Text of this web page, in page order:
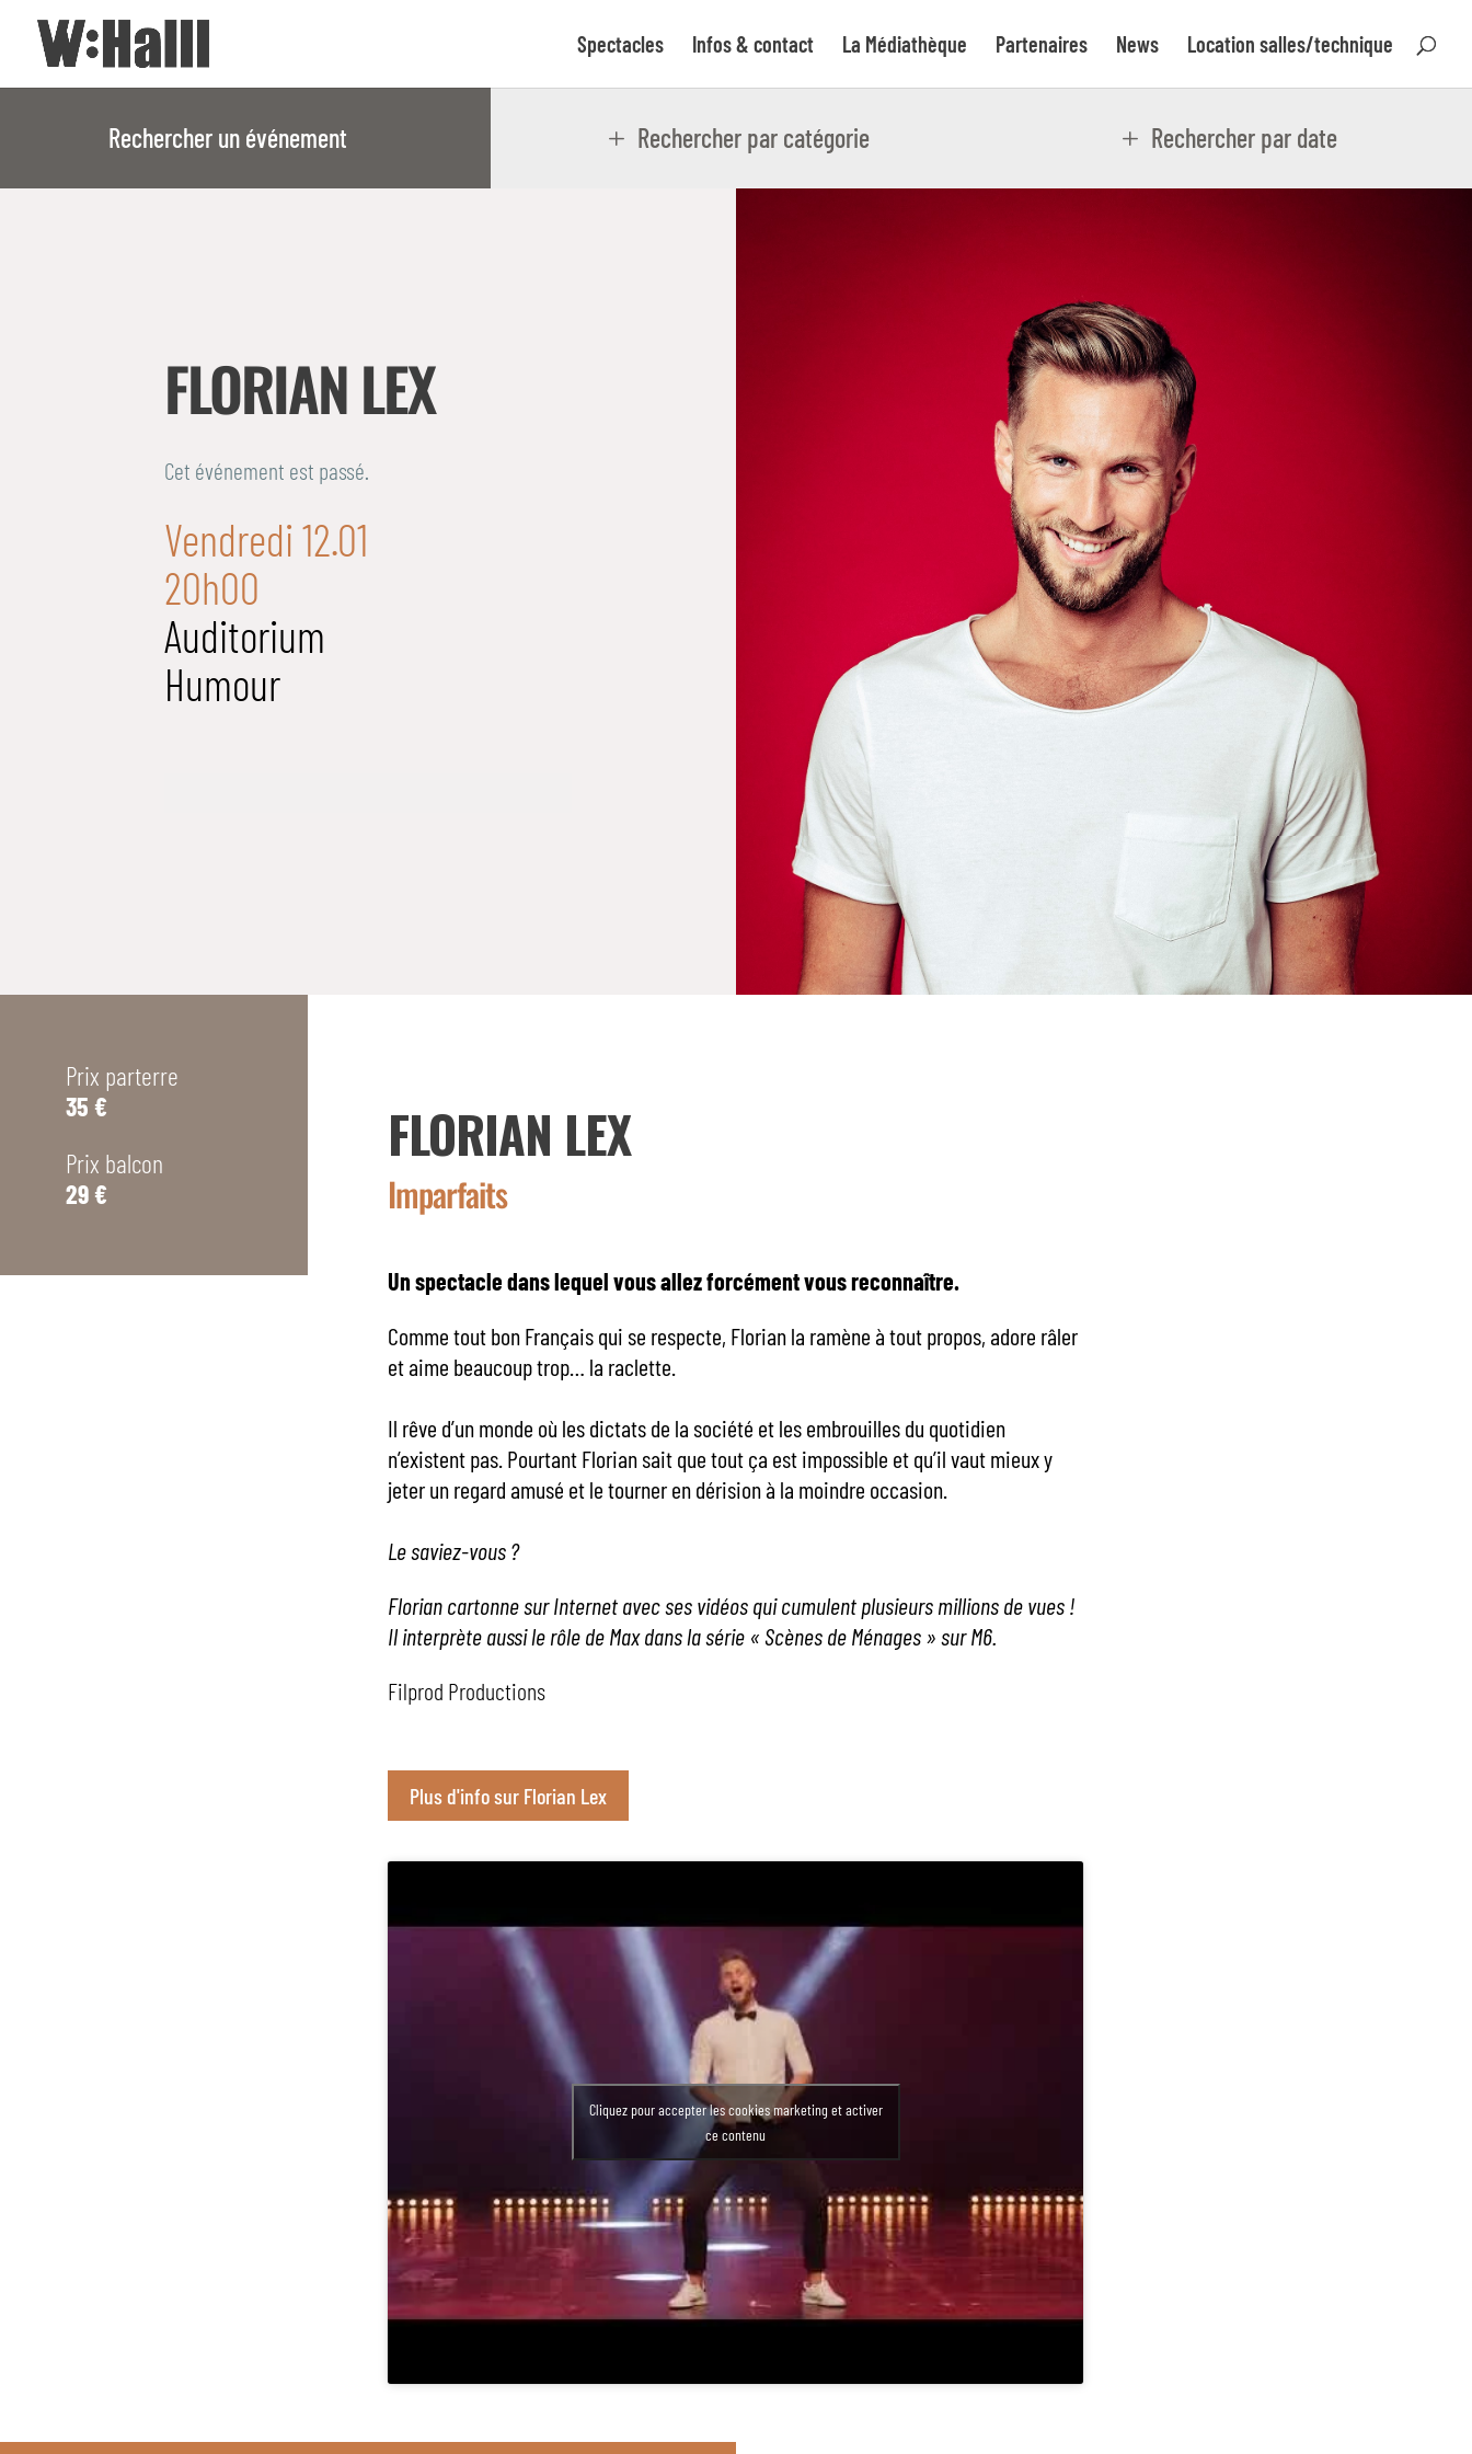
Spectacles Infos & contact La Médiathèque Partenaires News Location salles/technique
Rechercher un événement Rechercher par catégorie Rechercher par date
FLORIAN LEX
Cet événement est passé.
Vendredi 12.01
20h00
Auditorium
Humour
Prix parterre
35 €
Prix balcon
29 €
FLORIAN LEX
Imparfaits
Un spectacle dans lequel vous allez forcément vous reconnaître.
Comme tout bon Français qui se respecte, Florian la ramène à tout propos, adore râler
et aime beaucoup trop… la raclette.
Il rêve d’un monde où les dictats de la société et les embrouilles du quotidien
n’existent pas. Pourtant Florian sait que tout ça est impossible et qu’il vaut mieux y
jeter un regard amusé et le tourner en dérision à la moindre occasion.
Le saviez-vous ?
Florian cartonne sur Internet avec ses vidéos qui cumulent plusieurs millions de vues !
Il interprète aussi le rôle de Max dans la série « Scènes de Ménages » sur M6.
Filprod Productions
Plus d'info sur Florian Lex
Cliquez pour accepter les cookies marketing et activer
ce contenu